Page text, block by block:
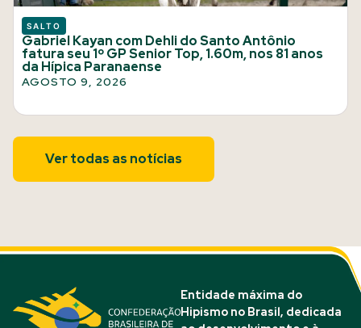
SALTO
Gabriel Kayan com Dehli do Santo Antônio
fatura seu 1º GP Senior Top, 1.60m, nos 81 anos
da Hípica Paranaense
AGOSTO 9, 2026
Ver todas as notícias
Entidade máxima do
Hipismo no Brasil, dedicada